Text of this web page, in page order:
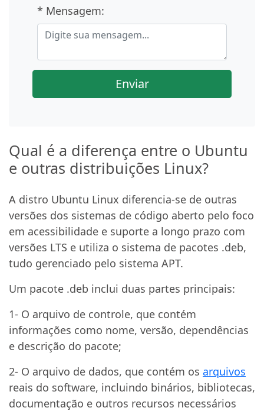
* Mensagem:
Enviar
Qual é a diferença entre o Ubuntu
e outras distribuições Linux?
A distro Ubuntu Linux diferencia-se de outras
versões dos sistemas de código aberto pelo foco
em acessibilidade e suporte a longo prazo com
versões LTS e utiliza o sistema de pacotes .deb,
tudo gerenciado pelo sistema APT.
Um pacote .deb inclui duas partes principais:
1- O arquivo de controle, que contém
informações como nome, versão, dependências
e descrição do pacote;
2- O arquivo de dados, que contém os arquivos
reais do software, incluindo binários, bibliotecas,
documentação e outros recursos necessários